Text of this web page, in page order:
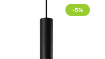
-5%